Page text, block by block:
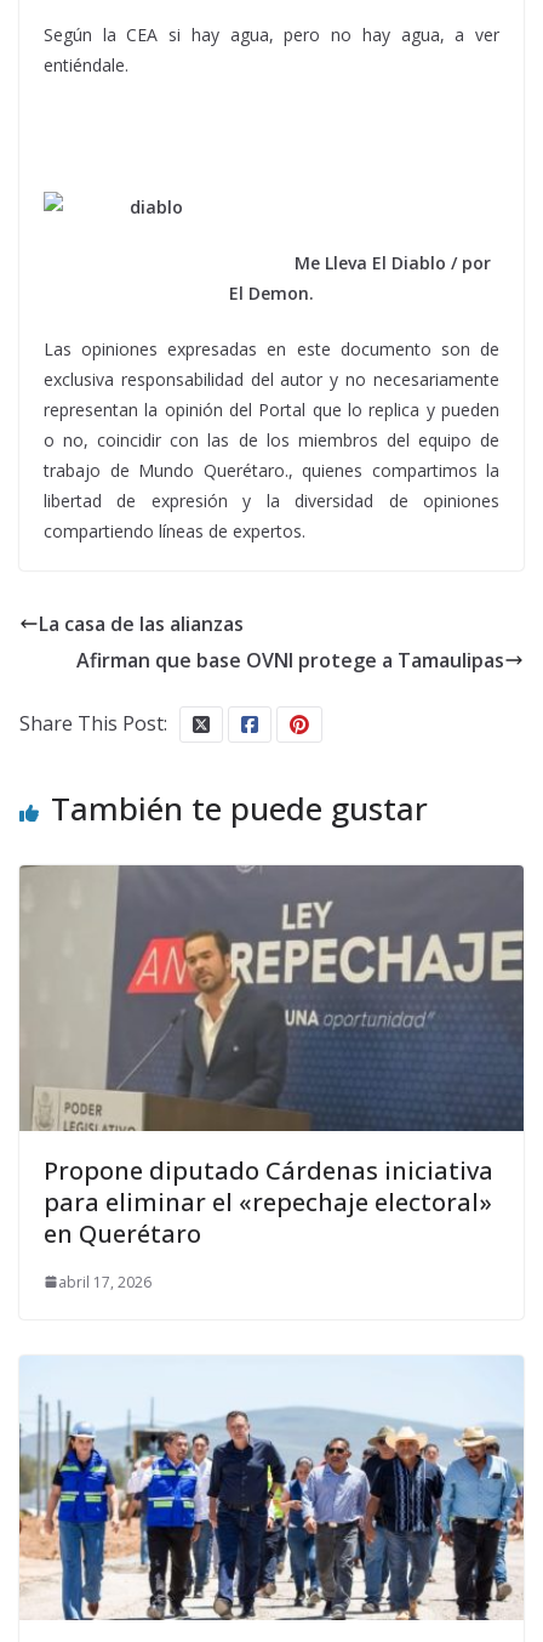
Según la CEA si hay agua, pero no hay agua, a ver
entiéndale.
Me Lleva El Diablo / por
El Demon.
Las opiniones expresadas en este documento son de
exclusiva responsabilidad del autor y no necesariamente
representan la opinión del Portal que lo replica y pueden
o no, coincidir con las de los miembros del equipo de
trabajo de Mundo Querétaro., quienes compartimos la
libertad de expresión y la diversidad de opiniones
compartiendo líneas de expertos.
La casa de las alianzas
Afirman que base OVNI protege a Tamaulipas
Share This Post:
También te puede gustar
Propone diputado Cárdenas iniciativa
para eliminar el «repechaje electoral»
en Querétaro
abril 17, 2026